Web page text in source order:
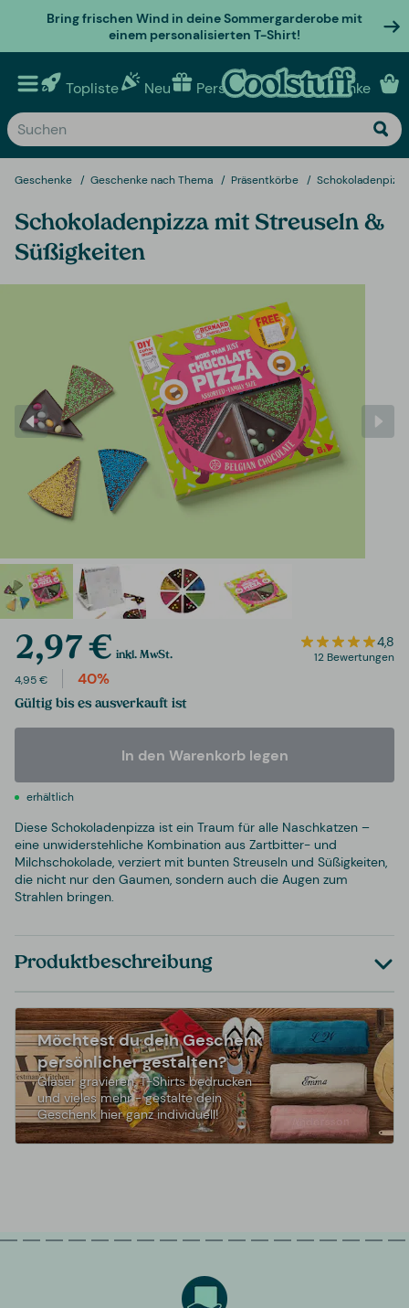
Bring frischen Wind in deine Sommergarderobe mit
einem personalisierten T-Shirt!
Topliste Neu Personalisierte geschenke
Geschenke Geschenke nach Thema Präsentkörbe
Schokoladenpizza mit Streuseln &
Süßigkeiten
2,97 € inkl. MwSt.
4,95 € 40%
Gültig bis es ausverkauft ist
4,8
12 Bewertungen
In den Warenkorb legen
erhältlich
Diese Schokoladenpizza ist ein Traum für alle Naschkatzen –
eine unwiderstehliche Kombination aus Zartbitter- und
Milchschokolade, verziert mit bunten Streuseln und Süßigkeiten,
die nicht nur den Gaumen, sondern auch die Augen zum
Strahlen bringen.
Produktbeschreibung
Möchtest du dein Geschenk
persönlicher gestalten?
Gläser gravieren, T-Shirts bedrucken
und vieles mehr - gestalte dein
Geschenk hier ganz individuell!